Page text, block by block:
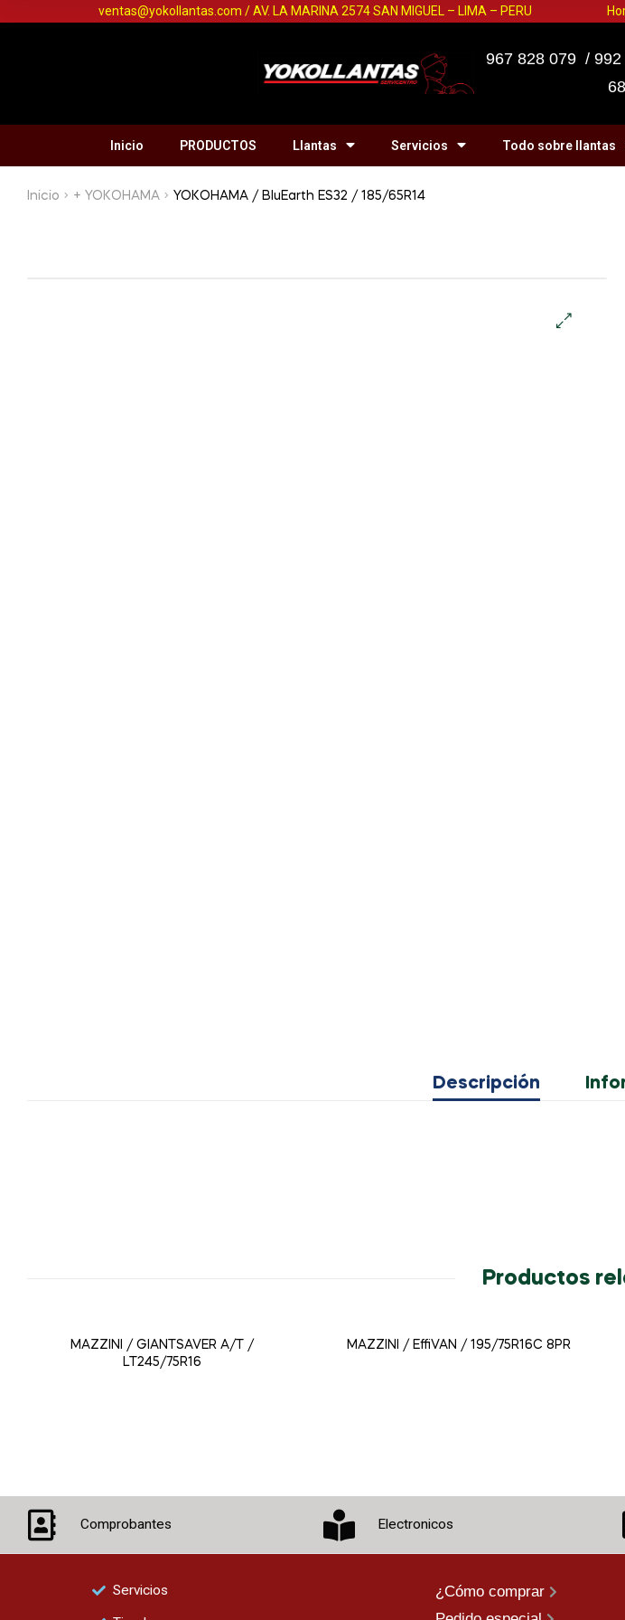
ventas@yokollantas.com / AV. LA MARINA 2574 SAN MIGUEL – LIMA – PERU
967 828 079 /
Inicio PRODUCTOS Llantas Servicios Todo sobre llantas
Inicio + YOKOHAMA YOKOHAMA / BluEarth ES32 / 185/65R14
Descripción
Productos
MAZZINI / GIANTSAVER A/T /
LT245/75R16
MAZZINI / EffiVAN / 195/75R16C 8PR
Comprobantes Electronicos
Servicios
¿Cómo comprar